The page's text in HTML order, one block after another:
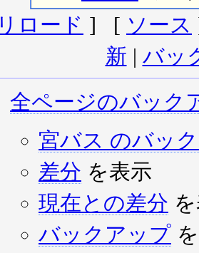
リロード ] [ ソース
新 | バッ
全ページのバック
宮バス のバッ
差分 を表示
現在との差分
バックアップ